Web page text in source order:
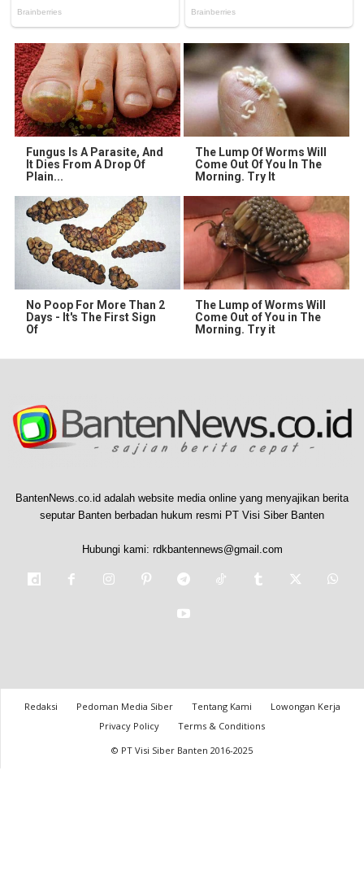
Fungus Is A Parasite, And
It Dies From A Drop Of
Plain...
The Lump Of Worms Will
Come Out Of You In The
Morning. Try It
No Poop For More Than 2
Days - It's The First Sign
Of
The Lump of Worms Will
Come Out of You in The
Morning. Try it
BantenNews.co.id adalah website media online yang menyajikan berita
seputar Banten berbadan hukum resmi PT Visi Siber Banten
Hubungi kami: rdkbantennews@gmail.com
Redaksi Pedoman Media Siber Tentang Kami
Lowongan Kerja
Privacy Policy
Terms & Conditions
© PT Visi Siber Banten 2016-2025